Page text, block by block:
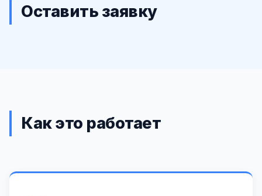
Оставить заявку
Как это работает